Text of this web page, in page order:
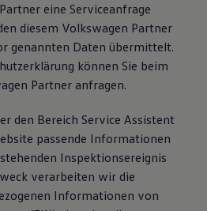
eine Serviceanfrage
diesem Volkswagen Partner
genannten Daten übermittelt.
können Sie beim
Partner anfragen.
den Bereich Service Assistent
passende Informationen
Inspektionsereignis
verarbeiten wir die
Informationen von